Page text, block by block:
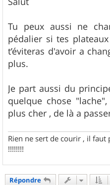
s
g
e
Tu peux aussi ne
pédalier si tes
t’éviteras d'avoir a
plus.
Je part aussi du
quelque chose
plus cher , de là a
Rien ne sert de courir , il faut
!!!!!!!!
Répondre